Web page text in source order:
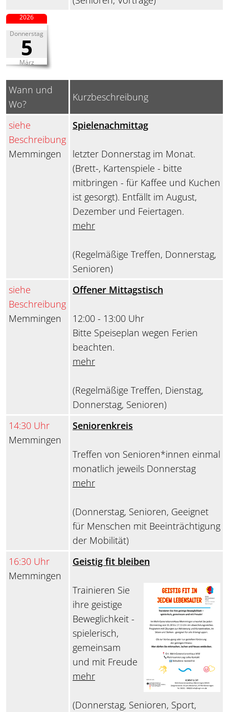
Donnerstag
5
März
2026
Wann und
Wo?
Kurzbeschreibung
siehe
Beschreibung
Memmingen
Spielenachmittag
letzter Donnerstag im Monat.
(Brett-, Kartenspiele - bitte
mitbringen - für Kaffee und Kuchen
ist gesorgt). Entfällt im August,
Dezember und Feiertagen.
mehr
(Regelmäßige Treffen, Donnerstag,
Senioren)
siehe
Beschreibung
Memmingen
Offener Mittagstisch
12:00 - 13:00 Uhr
Bitte Speiseplan wegen Ferien
beachten.
mehr
(Regelmäßige Treffen, Dienstag,
Donnerstag, Senioren)
14:30 Uhr
Memmingen
Seniorenkreis
Treffen von Senioren*innen einmal
monatlich jeweils Donnerstag
mehr
(Donnerstag, Senioren, Geeignet
für Menschen mit Beeinträchtigung
der Mobilität)
16:30 Uhr
Memmingen
Geistig fit bleiben
Trainieren Sie
ihre geistige
Beweglichkeit -
spielerisch,
gemeinsam
und mit Freude
mehr
(Donnerstag, Senioren, Sport,